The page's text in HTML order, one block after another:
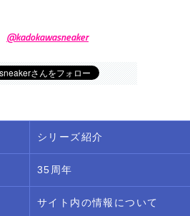
@kadokawasneaker
シリーズ紹介
35周年
サイト内の情報について